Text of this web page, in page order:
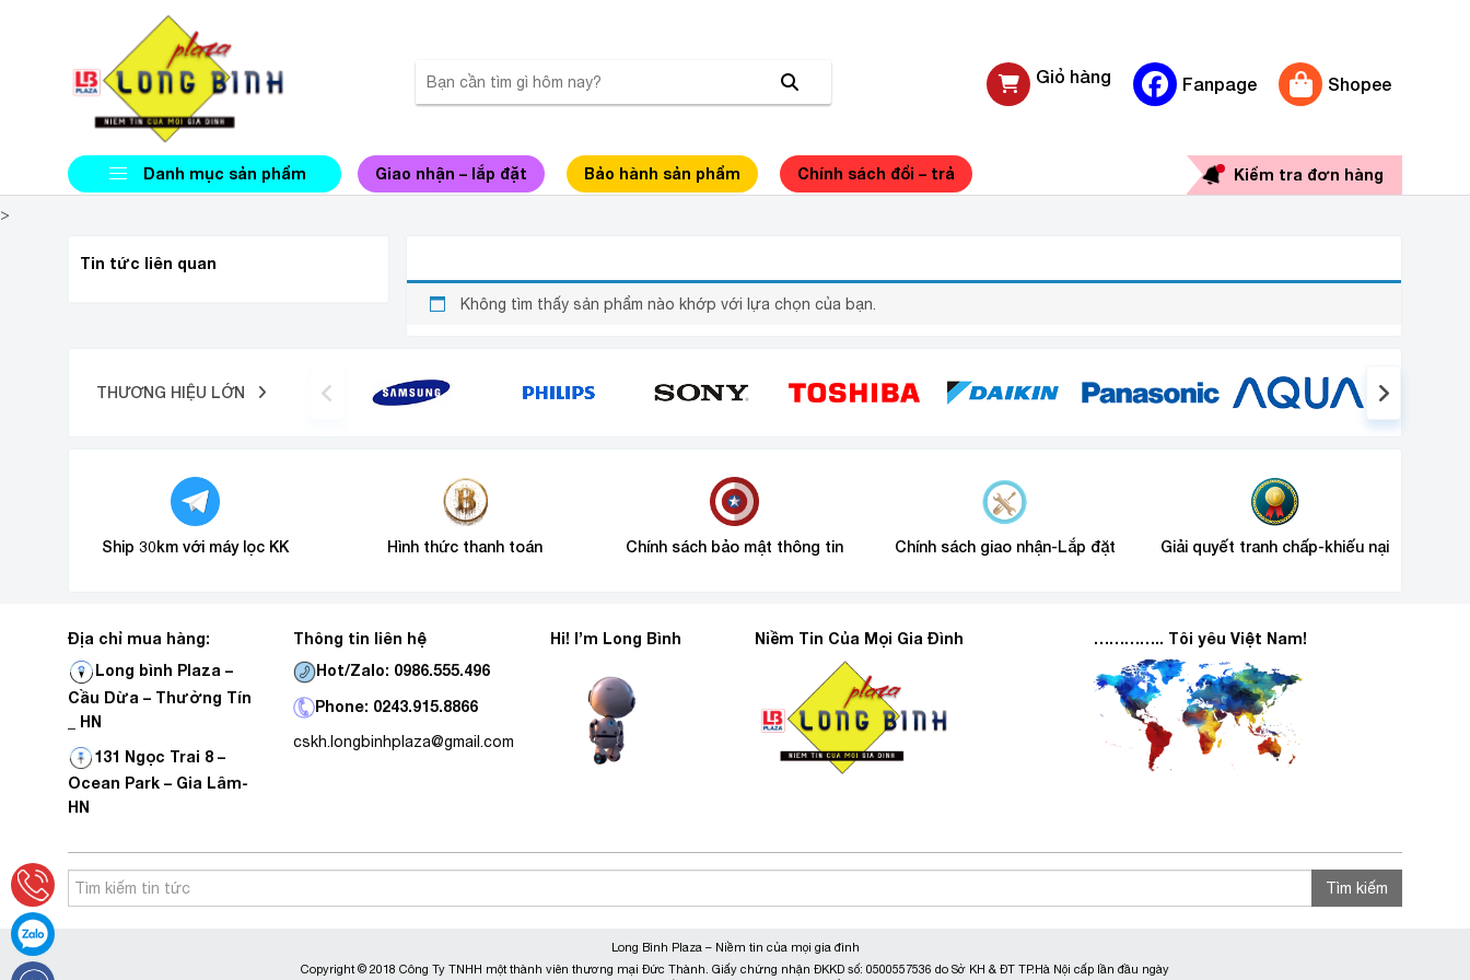
Giỏ hàng Fanpage Shopee
Danh mục sản phẩm Giao nhận – lắp đặt Bảo hành sản phẩm Chính sách đổi – trả Kiểm tra đơn hàng
>
Không tìm thấy sản phẩm nào khớp với lựa chọn của bạn.
Tin tức liên quan
THƯƠNG HIỆU LỚN
Ship 30km với máy lọc KK Hình thức thanh toán Chính sách bảo mật thông tin Chính sách giao nhận-Lắp đặt Giải quyết tranh chấp-khiếu nại
Địa chỉ mua hàng:
Long bình Plaza –
Cầu Dừa – Thường Tín
_ HN
131 Ngọc Trai 8 –
Ocean Park – Gia Lâm-
HN
Thông tin liên hệ
Hot/Zalo: 0986.555.496
Phone: 0243.915.8866
cskh.longbinhplaza@gmail.com
Hi! I’m Long Bình Niềm Tin Của Mọi Gia Đình ………….. Tôi yêu Việt Nam!
Tìm kiếm
Long Bình Plaza – Niềm tin của mọi gia đình
Copyright © 2018 Công Ty TNHH một thành viên thương mại Đức Thành. Giấy chứng nhận ĐKKD số: 0500557536 do Sở KH & ĐT TP.Hà Nội cấp lần đầu ngày